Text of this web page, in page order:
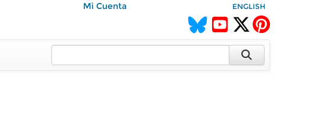
Mi Cuenta ENGLISH